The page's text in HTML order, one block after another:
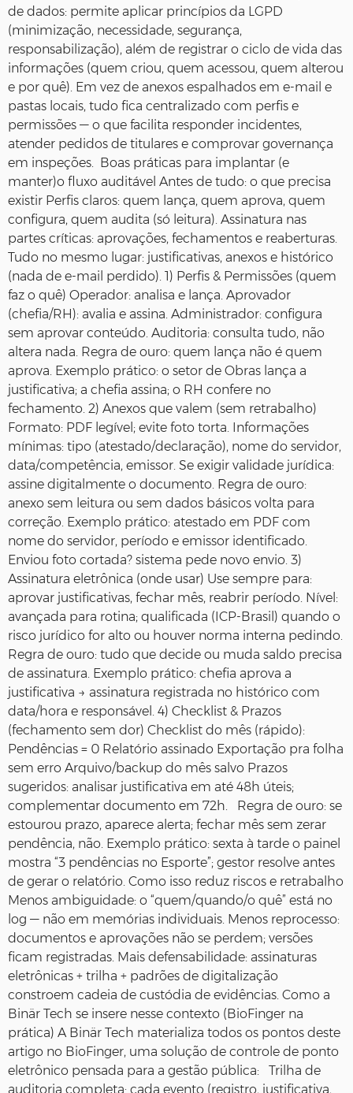
de dados: permite aplicar princípios da LGPD
(minimização, necessidade, segurança,
responsabilização), além de registrar o ciclo de vida das
informações (quem criou, quem acessou, quem alterou
e por quê). Em vez de anexos espalhados em e-mail e
pastas locais, tudo fica centralizado com perfis e
permissões — o que facilita responder incidentes,
atender pedidos de titulares e comprovar governança
em inspeções. Boas práticas para implantar (e
manter)o fluxo auditável Antes de tudo: o que precisa
existir Perfis claros: quem lança, quem aprova, quem
configura, quem audita (só leitura). Assinatura nas
partes críticas: aprovações, fechamentos e reaberturas.
Tudo no mesmo lugar: justificativas, anexos e histórico
(nada de e-mail perdido). 1) Perfis & Permissões (quem
faz o quê) Operador: analisa e lança. Aprovador
(chefia/RH): avalia e assina. Administrador: configura
sem aprovar conteúdo. Auditoria: consulta tudo, não
altera nada. Regra de ouro: quem lança não é quem
aprova. Exemplo prático: o setor de Obras lança a
justificativa; a chefia assina; o RH confere no
fechamento. 2) Anexos que valem (sem retrabalho)
Formato: PDF legível; evite foto torta. Informações
mínimas: tipo (atestado/declaração), nome do servidor,
data/competência, emissor. Se exigir validade jurídica:
assine digitalmente o documento. Regra de ouro:
anexo sem leitura ou sem dados básicos volta para
correção. Exemplo prático: atestado em PDF com
nome do servidor, período e emissor identificado.
Enviou foto cortada? sistema pede novo envio. 3)
Assinatura eletrônica (onde usar) Use sempre para:
aprovar justificativas, fechar mês, reabrir período. Nível:
avançada para rotina; qualificada (ICP-Brasil) quando o
risco jurídico for alto ou houver norma interna pedindo.
Regra de ouro: tudo que decide ou muda saldo precisa
de assinatura. Exemplo prático: chefia aprova a
justificativa → assinatura registrada no histórico com
data/hora e responsável. 4) Checklist & Prazos
(fechamento sem dor) Checklist do mês (rápido):
Pendências = 0 Relatório assinado Exportação pra folha
sem erro Arquivo/backup do mês salvo Prazos
sugeridos: analisar justificativa em até 48h úteis;
complementar documento em 72h. Regra de ouro: se
estourou prazo, aparece alerta; fechar mês sem zerar
pendência, não. Exemplo prático: sexta à tarde o painel
mostra “3 pendências no Esporte”; gestor resolve antes
de gerar o relatório. Como isso reduz riscos e retrabalho
Menos ambiguidade: o “quem/quando/o quê” está no
log — não em memórias individuais. Menos reprocesso:
documentos e aprovações não se perdem; versões
ficam registradas. Mais defensabilidade: assinaturas
eletrônicas + trilha + padrões de digitalização
constroem cadeia de custódia de evidências. Como a
Binär Tech se insere nesse contexto (BioFinger na
prática) A Binär Tech materializa todos os pontos deste
artigo no BioFinger, uma solução de controle de ponto
eletrônico pensada para a gestão pública: Trilha de
auditoria completa: cada evento (registro, justificativa,